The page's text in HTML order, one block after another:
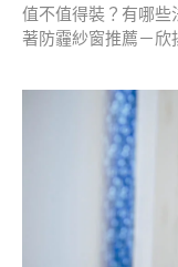
值不值得裝？有哪些
著防霾紗窗推薦－欣